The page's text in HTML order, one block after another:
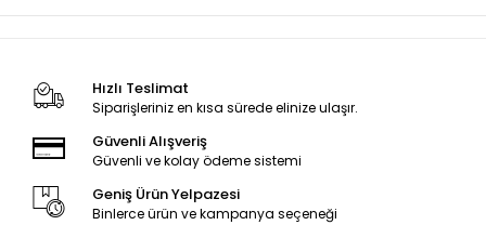
Hızlı Teslimat
Siparişleriniz en kısa sürede elinize ulaşır.
Güvenli Alışveriş
Güvenli ve kolay ödeme sistemi
Geniş Ürün Yelpazesi
Binlerce ürün ve kampanya seçeneği